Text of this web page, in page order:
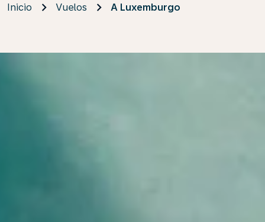
Inicio Vuelos A Luxemburgo